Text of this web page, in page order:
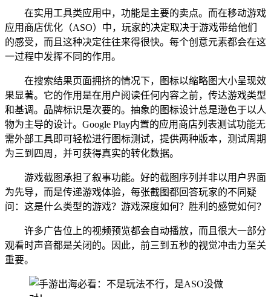
在实用工具类应用中，功能是主要的卖点。而在移动游戏
应用商店优化（ASO）中，玩家的决定取决于游戏带给他们
的感受，而且这种决定往往来得很快。每个创意元素都会在这
一过程中发挥不同的作用。
在搜索结果页面拥挤的情况下，图标以缩略图大小呈现效
果显著。它的作用是在用户阅读任何内容之前，传达游戏类型
和基调。品牌标识是次要的。抽象的图标设计总是逊色于以人
物为主导的设计。Google Play内置的应用商店列表测试功能无
需外部工具即可轻松进行图标测试，提供两种版本，测试周期
为三到四周，并可获得真实的转化数据。
游戏截图承担了叙事功能。好的截图序列并非以用户界面
为先导，而是传递游戏体验，每张截图都回答玩家的不同疑
问：这是什么类型的游戏？游戏深度如何？胜利的感觉如何？
许多广告位上的视频预览都会自动播放，而且很大一部分
观看时声音都是关闭的。因此，前三到五秒的视觉冲击力至关
重要。